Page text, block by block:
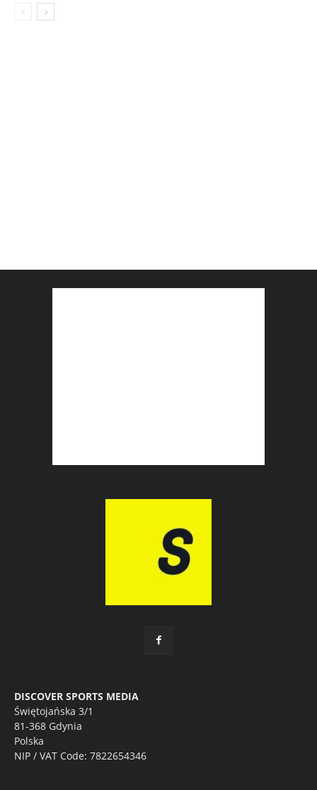
DISCOVER SPORTS MEDIA
Świętojańska 3/1
81-368 Gdynia
Polska
NIP / VAT Code: 7822654346